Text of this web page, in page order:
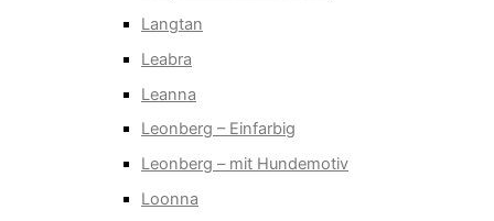
Langtan
Leabra
Leanna
Leonberg – Einfarbig
Leonberg – mit Hundemotiv
Loonna